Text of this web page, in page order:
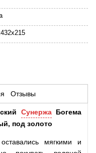
Отзывы
СунержаБогема
под золото
мягкими и